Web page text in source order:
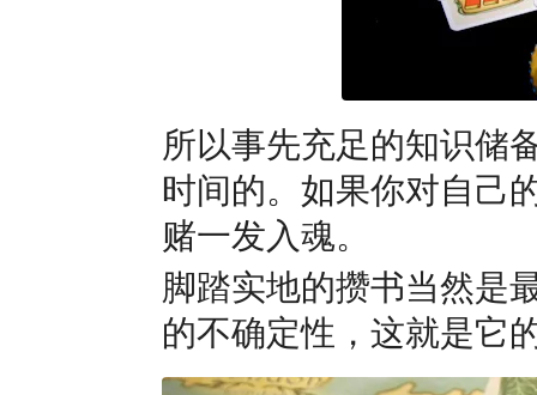
所以事先充足的知识储
时间的。如果你对自己
赌一发入魂。
脚踏实地的攒书当然是
的不确定性，这就是它